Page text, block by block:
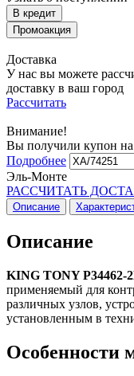
Доставка
У нас вы можете
доставку в ваш город
Рассчитать
Внимание!
Вы получили купон на
Подробнее
Эль-Монте
РАССЧИТАТЬ
Описание
Описание
KING TONY P34462-
применяемый для
различных узлов,
установленным в
Особенности